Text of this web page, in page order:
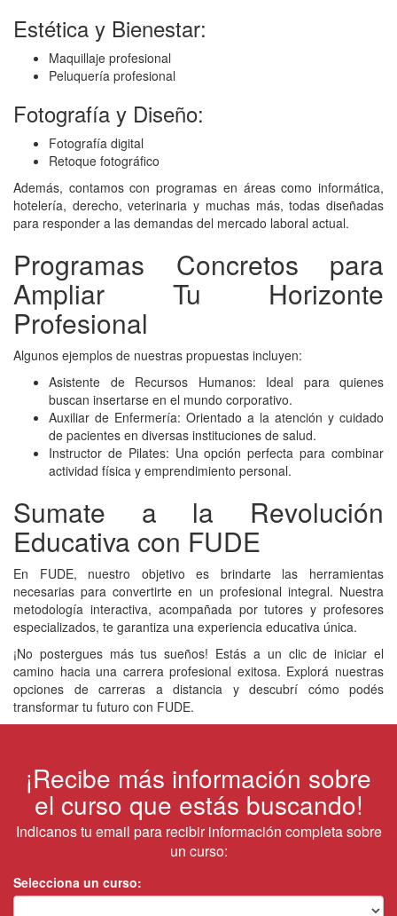
Estética y Bienestar:
Maquillaje profesional
Peluquería profesional
Fotografía y Diseño:
Fotografía digital
Retoque fotográfico
Además, contamos con programas en áreas como informática,
hotelería, derecho, veterinaria y muchas más, todas diseñadas
para responder a las demandas del mercado laboral actual.
Programas Concretos para
Ampliar Tu Horizonte
Profesional
Algunos ejemplos de nuestras propuestas incluyen:
Asistente de Recursos Humanos: Ideal para quienes
buscan insertarse en el mundo corporativo.
Auxiliar de Enfermería: Orientado a la atención y cuidado
de pacientes en diversas instituciones de salud.
Instructor de Pilates: Una opción perfecta para combinar
actividad física y emprendimiento personal.
Sumate a la Revolución
Educativa con FUDE
En FUDE, nuestro objetivo es brindarte las herramientas
necesarias para convertirte en un profesional integral. Nuestra
metodología interactiva, acompañada por tutores y profesores
especializados, te garantiza una experiencia educativa única.
¡No postergues más tus sueños! Estás a un clic de iniciar el
camino hacia una carrera profesional exitosa. Explorá nuestras
opciones de carreras a distancia y descubrí cómo podés
transformar tu futuro con FUDE.
¡Recibe más información sobre
el curso que estás buscando!
Indicanos tu email para recibir información completa sobre
un curso:
Selecciona un curso: